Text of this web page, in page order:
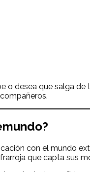
desea que salga
con el mundo
que capta sus